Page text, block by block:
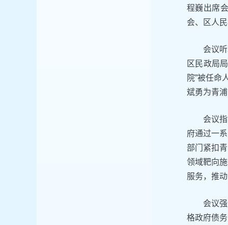
程巍出席
会、区人
会议
区民政局
院”被任命
斌勇为青
会议
府通过一
部门紧扣
领域靶向
服务，推
会议
格政府债